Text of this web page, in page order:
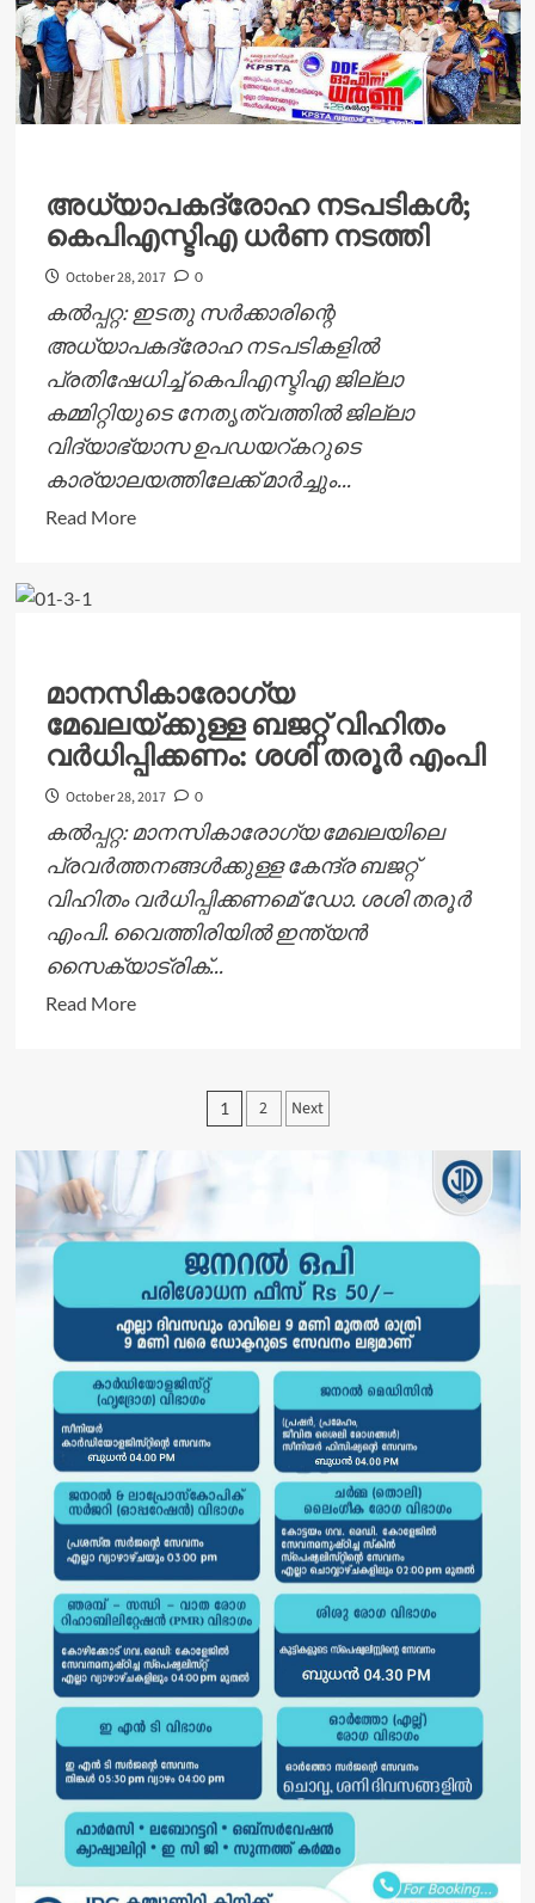
ഭക്ഷ്യ-
ഔഷധ
ഇലകളുടെ
പ്രദര്‍ശനവും
31ന്
അധ്യാപകദ്രോഹ നടപടികള്‍;
കെപിഎസ്ടിഎ ധര്‍ണ നടത്തി
October 28, 2017 0
കല്‍പ്പറ്റ: ഇടതു സര്‍ക്കാരിന്റെ
അധ്യാപകദ്രോഹ നടപടികളില്‍
പ്രതിഷേധിച്ച് കെപിഎസ്ടിഎ ജില്ലാ
കമ്മിറ്റിയുടെ നേതൃത്വത്തില്‍ ജില്ലാ
വിദ്യാഭ്യാസ ഉപഡയറ്കറുടെ
കാര്യാലയത്തിലേക്ക് മാര്‍ച്ചും...
Read MoreRead
ധര്‍ണ
നടത്തി
മാനസികാരോഗ്യ
മേഖലയ്ക്കുള്ള ബജറ്റ് വിഹിതം
വര്‍ധിപ്പിക്കണം: ശശി തരൂര്‍ എംപി
October 28, 2017 0
കല്‍പ്പറ്റ: മാനസികാരോഗ്യ മേഖലയിലെ
പ്രവര്‍ത്തനങ്ങള്‍ക്കുള്ള കേന്ദ്ര ബജറ്റ്
വിഹിതം വര്‍ധിപ്പിക്കണമെ് ഡോ. ശശി തരൂര്‍
എംപി. വൈത്തിരിയില്‍ ഇന്ത്യന്‍
സൈക്യാട്രിക്...
Read MoreRead
മാനസികാരോഗ്യ
മേഖലയ്ക്കുള്ള
ബജറ്റ്
വിഹിതം
വര്‍ധിപ്പിക്കണം:
ശശി
തരൂര്‍
എംപി
Posts
1 2 Next